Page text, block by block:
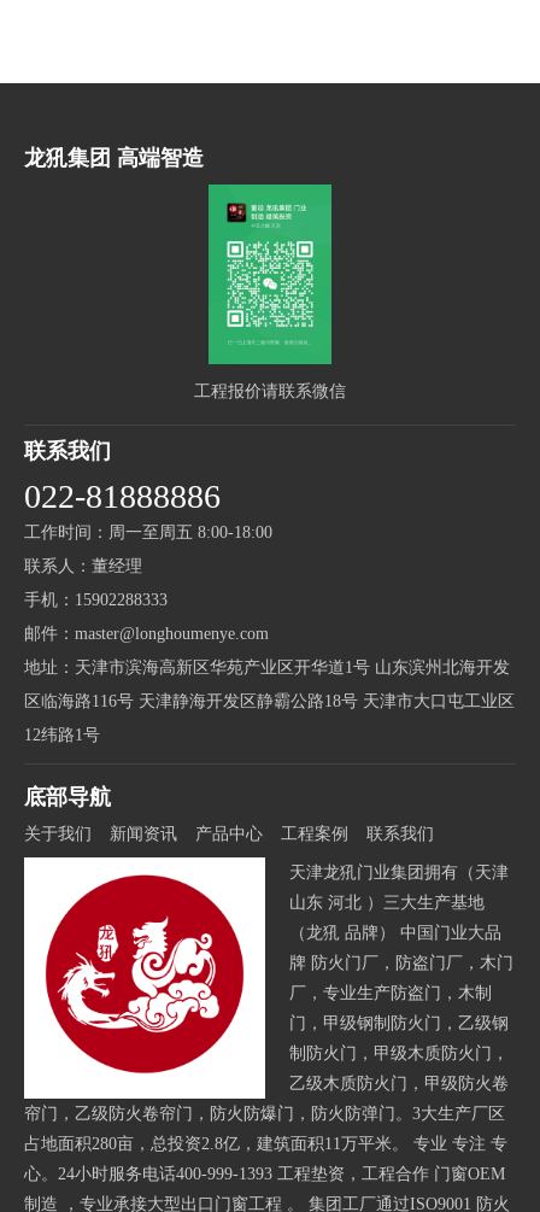
龙犼集团 高端智造
工程报价请联系微信
联系我们
022-81888886
工作时间：周一至周五 8:00-18:00
联系人：董经理
手机：15902288333
邮件：master@longhoumenye.com
地址：天津市滨海高新区华苑产业区开华道1号 山东滨州北海开发
区临海路116号 天津静海开发区静霸公路18号 天津市大口屯工业区
12纬路1号
底部导航
关于我们 新闻资讯 产品中心 工程案例 联系我们
天津龙犼门业集团拥有（天津
山东 河北 ）三大生产基地
（龙犼 品牌） 中国门业大品
牌 防火门厂，防盗门厂，木门
厂，专业生产防盗门，木制
门，甲级钢制防火门，乙级钢
制防火门，甲级木质防火门，
乙级木质防火门，甲级防火卷
帘门，乙级防火卷帘门，防火防爆门，防火防弹门。3大生产厂区
占地面积280亩，总投资2.8亿，建筑面积11万平米。 专业 专注 专
心。24小时服务电话400-999-1393 工程垫资，工程合作 门窗OEM
制造 ，专业承接大型出口门窗工程 。 集团工厂通过ISO9001 防火